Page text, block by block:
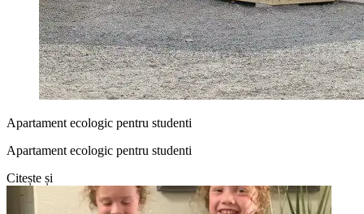
Apartament ecologic pentru studenti
Apartament ecologic pentru studenti
Citește și